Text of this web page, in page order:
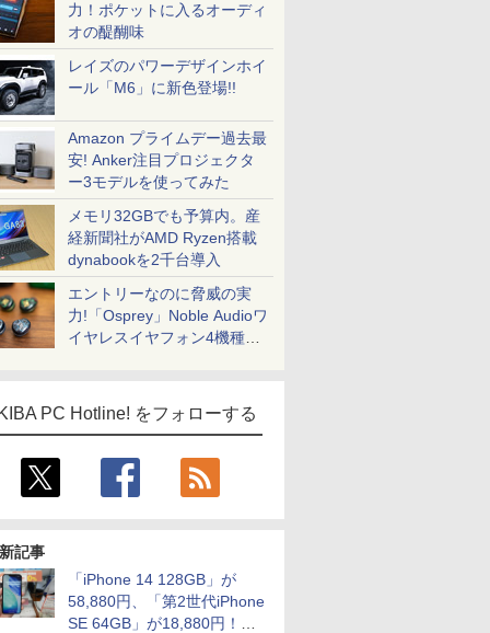
力！ポケットに入るオーディ
オの醍醐味
レイズのパワーデザインホイ
ール「M6」に新色登場!!
Amazon プライムデー過去最
安! Anker注目プロジェクタ
ー3モデルを使ってみた
メモリ32GBでも予算内。産
経新聞社がAMD Ryzen搭載
dynabookを2千台導入
エントリーなのに脅威の実
力!「Osprey」Noble Audioワ
イヤレスイヤフォン4機種を
PC Hotline! をフォローする
記事
「iPhone 14 128GB」が
58,880円、「第2世代iPhone
SE 64GB」が18,880円！中